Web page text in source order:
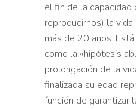
el fin de la capacidad
reproducirnos) la
más de 20 años.
como la «hipótesis
prolongación de la
finalizada su edad
función de garantizar